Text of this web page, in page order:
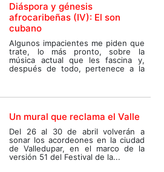
Diáspora y génesis
afrocaribeñas (IV): El son
cubano
Algunos impacientes me piden que
trate, lo más pronto, sobre la
música actual que les fascina y,
después de todo, pertenece a la
Un mural que reclama el Valle
Del 26 al 30 de abril volverán a
sonar los acordeones en la ciudad
de Valledupar, en el marco de la
versión 51 del Festival de la...